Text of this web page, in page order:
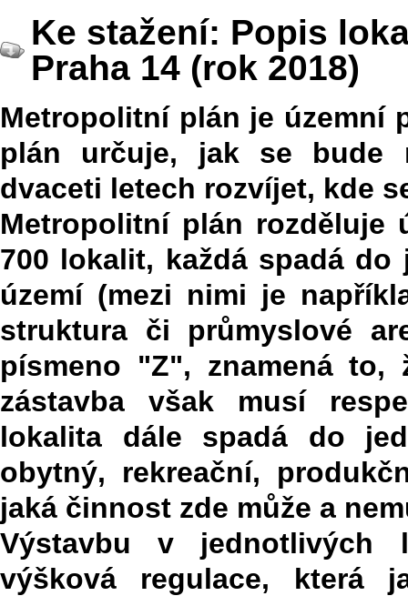
Ke stažení: Popis
Praha 14 (rok 2018)
Metropolitní plán je územní
plán určuje, jak se bude
dvaceti letech rozvíjet, kde
Metropolitní plán rozděluje
700 lokalit, každá spadá
území (mezi nimi je
struktura či průmyslové
písmeno "Z", znamená to,
zástavba však musí
lokalita dále spadá do
obytný, rekreační,
jaká činnost zde může a
Výstavbu v jednotlivých
výšková regulace, která